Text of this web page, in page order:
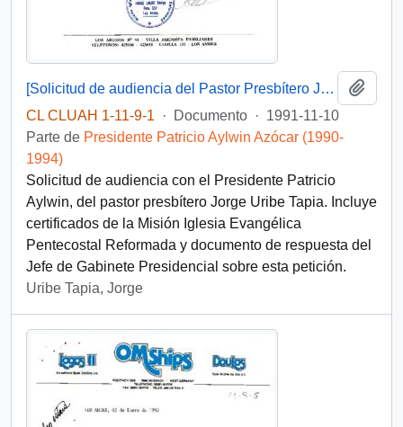
[Solicitud de audiencia del Pastor Presbítero Jorge Uribe Tapia]
CL CLUAH 1-11-9-1
· Documento · 1991-11-10
Parte de Presidente Patricio Aylwin Azócar (1990-
1994)
Solicitud de audiencia con el Presidente Patricio
Aylwin, del pastor presbítero Jorge Uribe Tapia. Incluye
certificados de la Misión Iglesia Evangélica
Pentecostal Reformada y documento de respuesta del
Jefe de Gabinete Presidencial sobre esta petición.
Uribe Tapia, Jorge